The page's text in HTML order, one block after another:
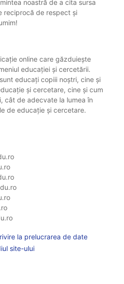
noastră de a cita sursa
reciprocă de respect și
online care găzduiește
educației și cercetării.
educați copiii noștri, cine și
și cercetare, cine și cum
cât de adecvate la lumea în
de educație și cercetare.
la prelucrarea de date
site-ului